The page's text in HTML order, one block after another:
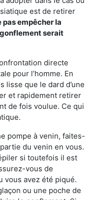
est de retirer
pas empêcher la
serait
directe
pour l’homme. En
lisse que le dard d’une
et rapidement retirer
de fois voulue. Ce qui
pompe à venin, faites-
du venin en vous.
si toutefois il est
vous de
vous avez été piqué.
ou une poche de